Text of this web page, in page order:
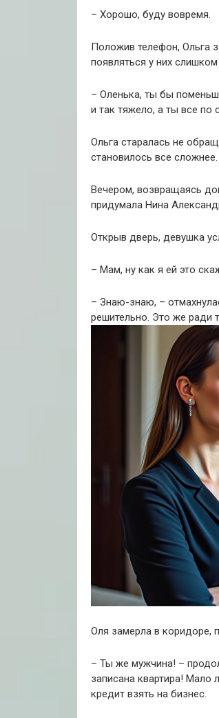
– Хорошо, буду вовремя.
Положив телефон, Ольга
появляться у них
– Оленька, ты бы
и так тяжело, а ты все по
Ольга старалась не
становилось все
Вечером, возвращаясь
придумала Нина
Открыв дверь, девушка
– Мам, ну как я ей это
– Знаю-знаю, –
решительно. Это же ради
Оля замерла в коридоре,
– Ты же мужчина! –
записана квартира! Мало
кредит взять на бизнес.